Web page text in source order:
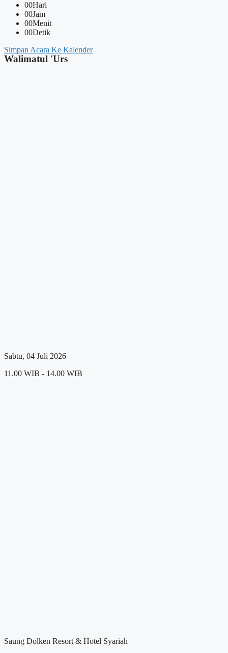
00Hari
00Jam
00Menit
00Detik
Simpan Acara Ke Kalender
Walimatul 'Urs
Sabtu, 04 Juli 2026
11.00 WIB - 14.00 WIB
Saung Dolken Resort & Hotel Syariah